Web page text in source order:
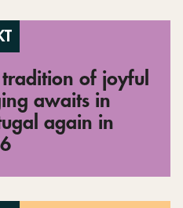
tradition of joyful
awaits in
again in